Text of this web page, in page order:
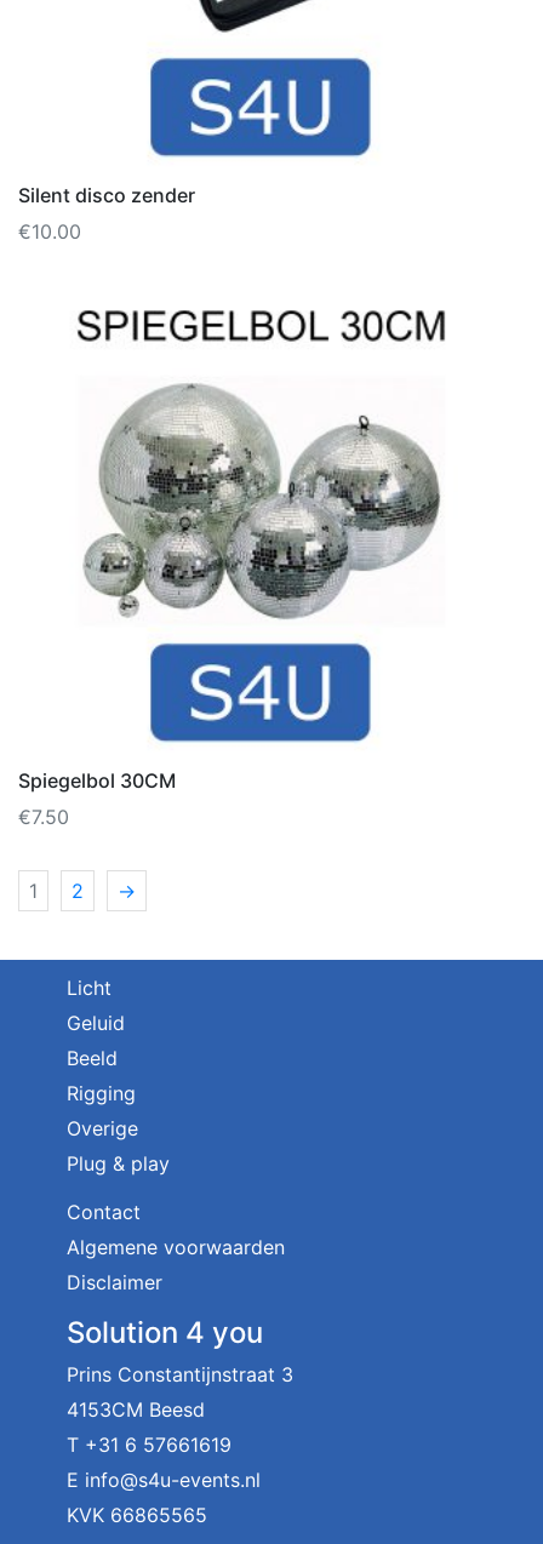
Silent disco zender
€10.00
Spiegelbol 30CM
€7.50
1 2 →
Licht
Geluid
Beeld
Rigging
Overige
Plug & play
Contact
Algemene voorwaarden
Disclaimer
Solution 4 you
Prins Constantijnstraat 3
4153CM Beesd
T +31 6 57661619
E info@s4u-events.nl
KVK 66865565